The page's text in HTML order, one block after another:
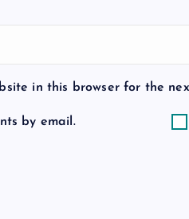
in this browser for the
by email.